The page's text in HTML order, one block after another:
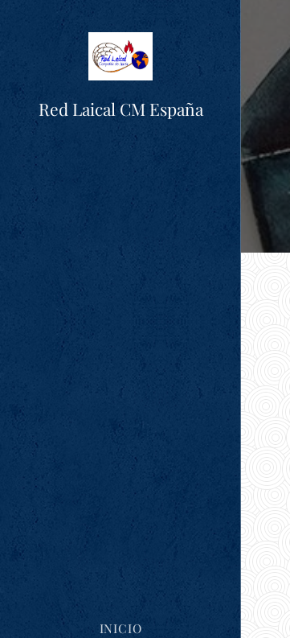
Red Laical CM España
INICIO